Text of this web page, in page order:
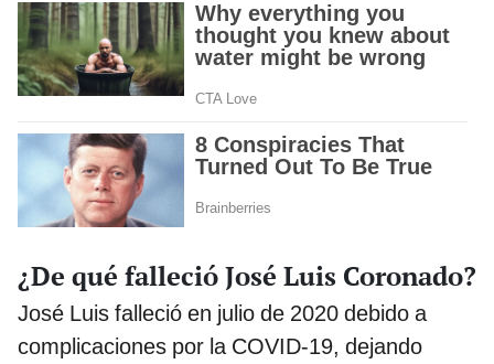
¿De qué falleció José Luis Coronado?
José Luis falleció en julio de 2020 debido a
complicaciones por la COVID-19, dejando